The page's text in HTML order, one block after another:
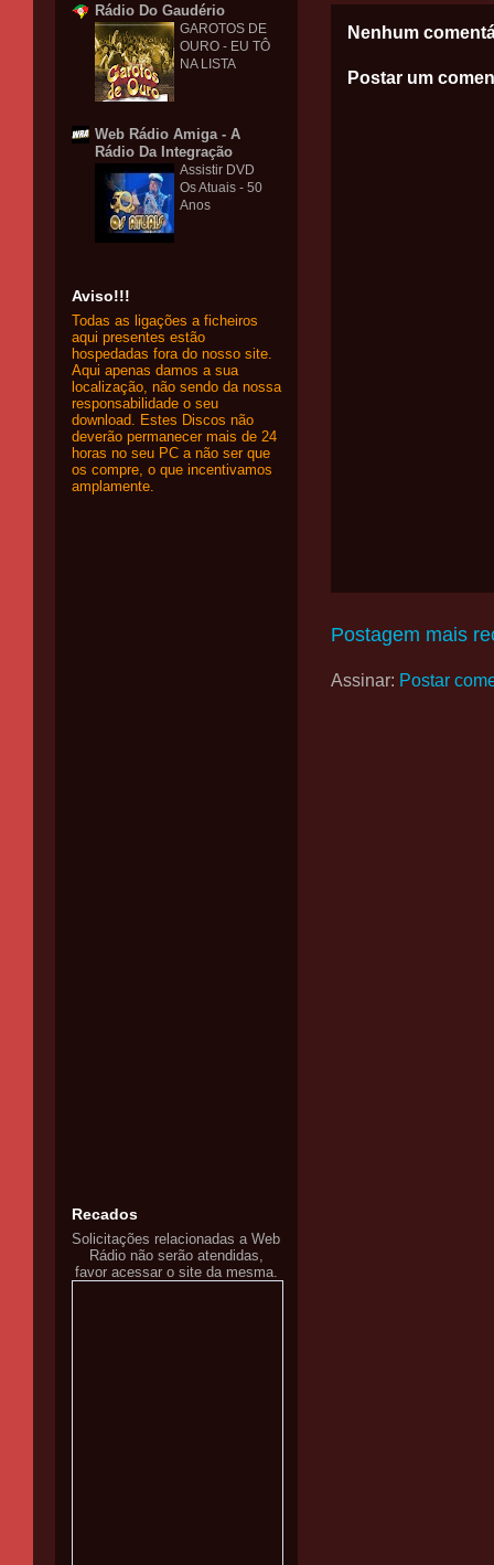
Nenhum
Postar um
Postagem mais
Assinar: Postar
Rádio Do Gaudério
GAROTOS DE
OURO - EU TÔ
NA LISTA
Web Rádio Amiga - A
Rádio Da Integração
Assistir DVD
Os Atuais - 50
Anos
Aviso!!!
Todas as ligações a ficheiros
aqui presentes estão
hospedadas fora do nosso site.
Aqui apenas damos a sua
localização, não sendo da nossa
responsabilidade o seu
download. Estes Discos não
deverão permanecer mais de 24
horas no seu PC a não ser que
os compre, o que incentivamos
amplamente.
Recados
Solicitações relacionadas a Web
Rádio não serão atendidas,
favor acessar o site da mesma.